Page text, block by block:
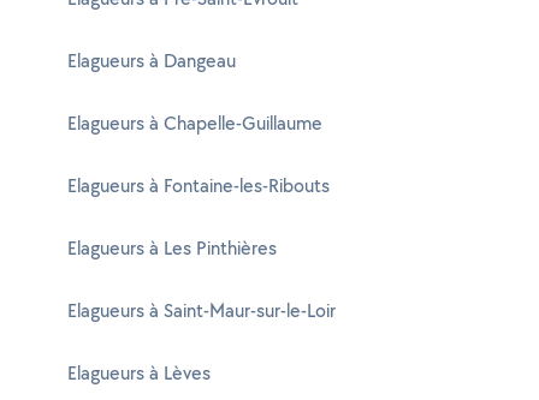
Elagueurs à Dangeau
Elagueurs à Chapelle-Guillaume
Elagueurs à Fontaine-les-Ribouts
Elagueurs à Les Pinthières
Elagueurs à Saint-Maur-sur-le-Loir
Elagueurs à Lèves